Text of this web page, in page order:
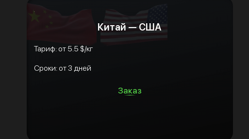
Китай — США
Тариф: от 5.5 $/кг
Сроки: от 3 дней
Заказ